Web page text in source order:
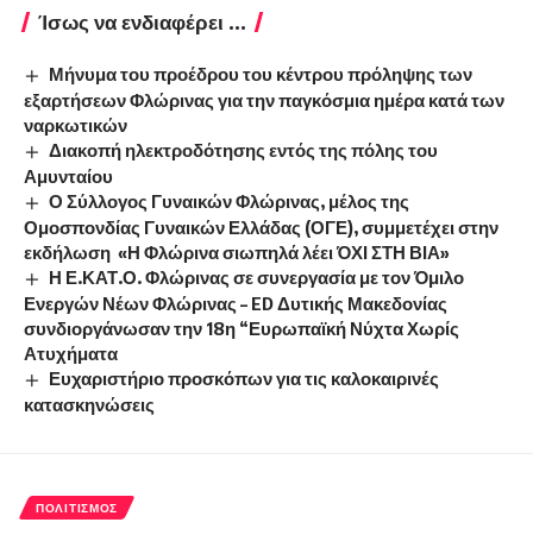
Ίσως να ενδιαφέρει ...
Μήνυμα του προέδρου του κέντρου πρόληψης των
εξαρτήσεων Φλώρινας για την παγκόσμια ημέρα κατά των
ναρκωτικών
Διακοπή ηλεκτροδότησης εντός της πόλης του
Αμυνταίου
Ο Σύλλογος Γυναικών Φλώρινας, μέλος της
Ομοσπονδίας Γυναικών Ελλάδας (ΟΓΕ), συμμετέχει στην
εκδήλωση «Η Φλώρινα σιωπηλά λέει ΌΧΙ ΣΤΗ ΒΙΑ»
Η Ε.ΚΑΤ.Ο. Φλώρινας σε συνεργασία με τον Όμιλο
Ενεργών Νέων Φλώρινας – ED Δυτικής Μακεδονίας
συνδιοργάνωσαν την 18η “Ευρωπαϊκή Νύχτα Χωρίς
Ατυχήματα
Ευχαριστήριο προσκόπων για τις καλοκαιρινές
κατασκηνώσεις
ΠΟΛΙΤΙΣΜΌΣ